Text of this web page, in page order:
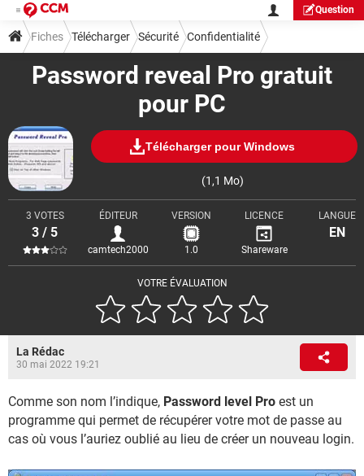
Question
Password reveal Pro gratuit
pour PC
Télécharger pour Windows
(1,1 Mo)
VOTRE ÉVALUATION
3 VOTES
3 / 5
ÉDITEUR
camtech2000
VERSION
1.0
LICENCE
Shareware
LANGUE
EN
Fiches Télécharger Sécurité Confidentialité
La Rédac
30 mai 2022 19:21
Comme son nom l’indique, Password level Pro est un
programme qui permet de récupérer votre mot de passe au
cas où vous l’auriez oublié au lieu de créer un nouveau login.